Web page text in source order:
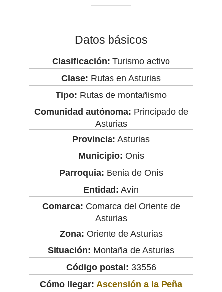
Datos básicos
Clasificación: Turismo activo
Clase: Rutas en Asturias
Tipo: Rutas de montañismo
Comunidad autónoma: Principado de
Asturias
Provincia: Asturias
Municipio: Onís
Parroquia: Benia de Onís
Entidad: Avín
Comarca: Comarca del Oriente de
Asturias
Zona: Oriente de Asturias
Situación: Montaña de Asturias
Código postal: 33556
Cómo llegar: Ascensión a la Peña